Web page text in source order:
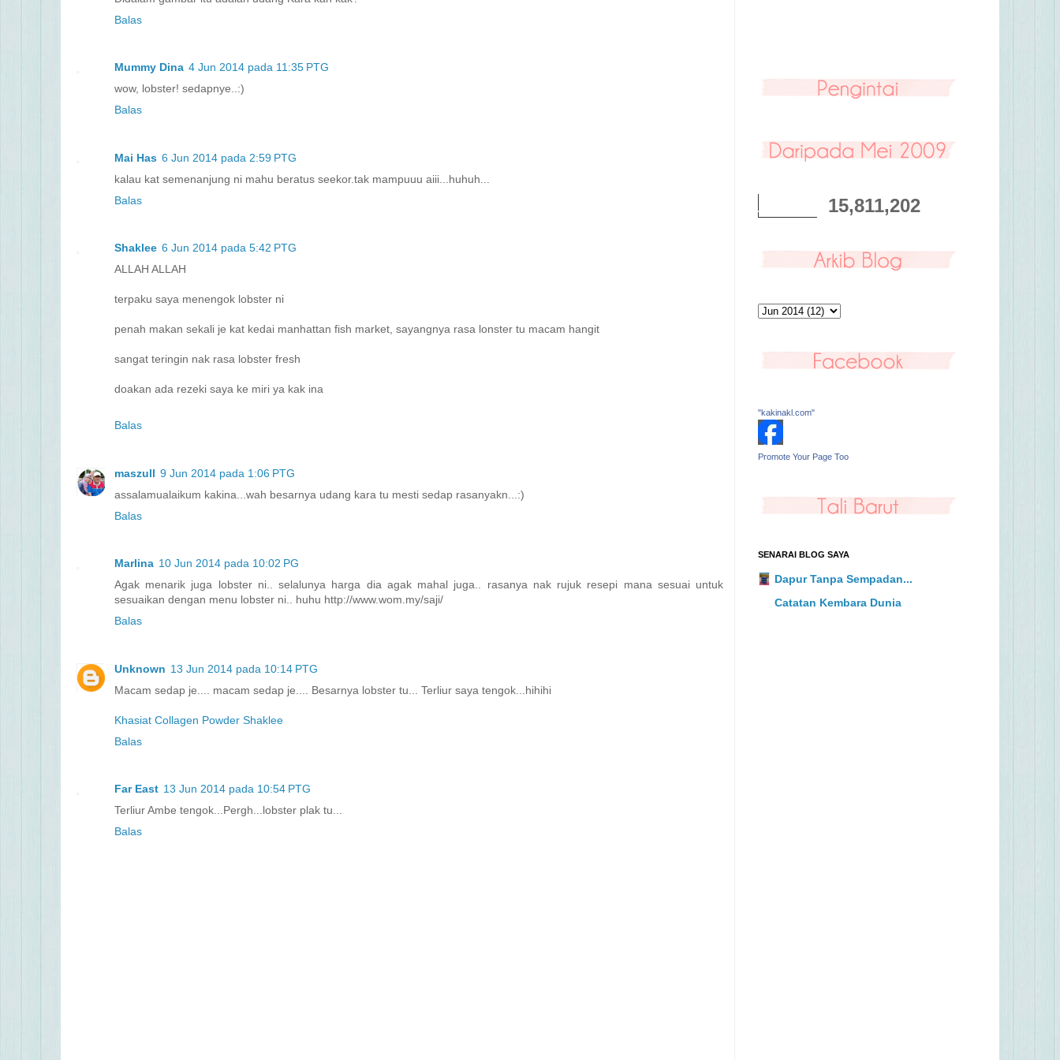
Balas
Mummy Dina 4 Jun 2014 pada 11:35 PTG
wow, lobster! sedapnye..:)
Balas
Mai Has 6 Jun 2014 pada 2:59 PTG
kalau kat semenanjung ni mahu beratus seekor.tak mampuuu aiii...huhuh...
Balas
Shaklee 6 Jun 2014 pada 5:42 PTG
ALLAH ALLAH
terpaku saya menengok lobster ni
penah makan sekali je kat kedai manhattan fish market, sayangnya rasa lonster tu macam hangit
sangat teringin nak rasa lobster fresh
doakan ada rezeki saya ke miri ya kak ina
Balas
maszull 9 Jun 2014 pada 1:06 PTG
assalamualaikum kakina...wah besarnya udang kara tu mesti sedap rasanyakn...:)
Balas
Marlina 10 Jun 2014 pada 10:02 PG
Agak menarik juga lobster ni.. selalunya harga dia agak mahal juga.. rasanya nak rujuk resepi mana sesuai untuk
sesuaikan dengan menu lobster ni.. huhu http://www.wom.my/saji/
Balas
Unknown 13 Jun 2014 pada 10:14 PTG
Macam sedap je.... macam sedap je.... Besarnya lobster tu... Terliur saya tengok...hihihi
Khasiat Collagen Powder Shaklee
Balas
Far East 13 Jun 2014 pada 10:54 PTG
Terliur Ambe tengok...Pergh...lobster plak tu...
Balas
15,811,202
"kakinakl.com"
Promote Your Page Too
SENARAI BLOG SAYA
Dapur Tanpa Sempadan...
Catatan Kembara Dunia